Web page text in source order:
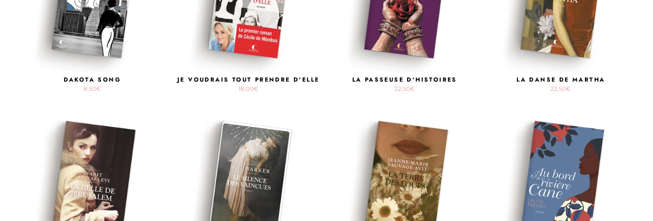
DAKOTA SONG
8,50€
JE VOUDRAIS TOUT PRENDRE D'ELLE
18,00€
LA PASSEUSE D'HISTOIRES
22,50€
LA DANSE DE MARTHA
22,50€